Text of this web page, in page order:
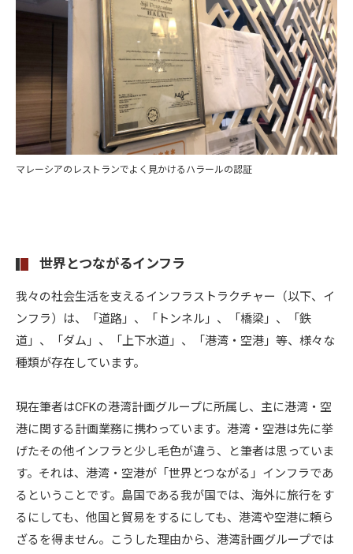
マレーシアのレストランでよく見かけるハラールの認証
世界とつながるインフラ
我々の社会生活を支えるインフラストラクチャー（以下、イ
ンフラ）は、「道路」、「トンネル」、「橋梁」、「鉄
道」、「ダム」、「上下水道」、「港湾・空港」等、様々な
種類が存在しています。
現在筆者はCFKの港湾計画グループに所属し、主に港湾・空
港に関する計画業務に携わっています。港湾・空港は先に挙
げたその他インフラと少し毛色が違う、と筆者は思っていま
す。それは、港湾・空港が「世界とつながる」インフラであ
るということです。島国である我が国では、海外に旅行をす
るにしても、他国と貿易をするにしても、港湾や空港に頼ら
ざるを得ません。こうした理由から、港湾計画グループでは